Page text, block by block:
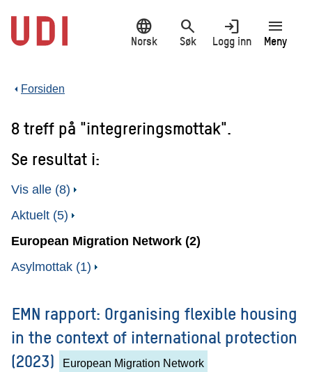
hovedinnhold
language
Norsk
search
Søk
login
Logg inn
menu
Meny
Forsiden
8 treff på "integreringsmottak".
Se resultat i:
Vis alle (8)
Aktuelt (5)
European Migration Network (2)
Asylmottak (1)
EMN rapport: Organising flexible housing
in the context of international protection
(2023)
European Migration Network